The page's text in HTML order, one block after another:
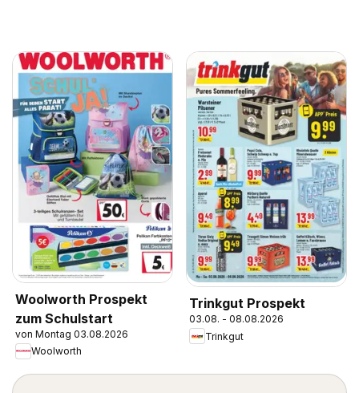
Woolworth Prospekt
zum Schulstart
von Montag 03.08.2026
Woolworth
Trinkgut Prospekt
03.08. - 08.08.2026
Trinkgut